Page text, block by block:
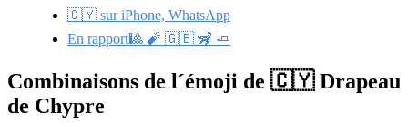
🇨🇾 sur iPhone, WhatsApp
En rapport🎱 🧨 🇬🇧 🦨 🧈
Combinaisons de l´émoji de 🇨🇾 Drapeau
de Chypre